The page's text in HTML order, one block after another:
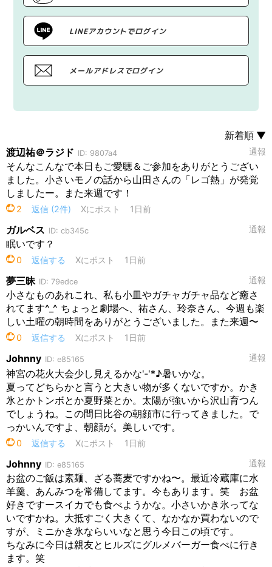
LINEアカウントでログイン
メールアドレスでログイン